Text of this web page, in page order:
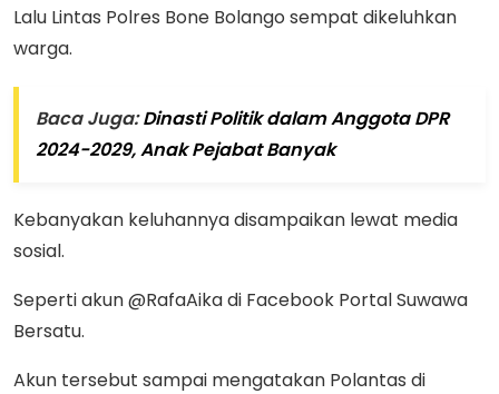
Lalu Lintas Polres Bone Bolango sempat dikeluhkan
warga.
Baca Juga:Dinasti Politik dalam Anggota DPR
2024-2029, Anak Pejabat Banyak
Kebanyakan keluhannya disampaikan lewat media
sosial.
Seperti akun @RafaAika di Facebook Portal Suwawa
Bersatu.
Akun tersebut sampai mengatakan Polantas di